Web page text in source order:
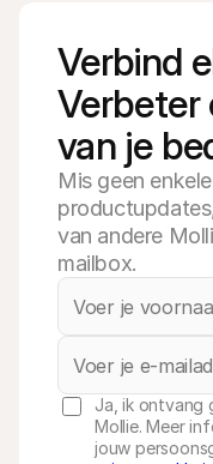
Verbind
Verbeter
van je
Mis geen
van andere
mailbox.
Ja, ik ontvang
Mollie. Meer
jouw